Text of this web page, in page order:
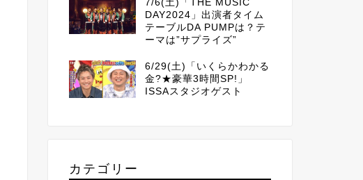
7/6(土)「THE MUSIC
DAY2024」出演者タイム
テーブルDA PUMPは？テ
ーマは”サプライズ”
6/29(土)「いくらかわかる
金?★豪華3時間SP!」
ISSAスタジオゲスト
カテゴリー